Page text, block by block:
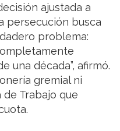
ajustada a
persecución busca
problema:
una década”, afirmó.
gremial ni
Trabajo que